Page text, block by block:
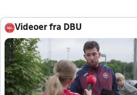
Videoer fra DBU